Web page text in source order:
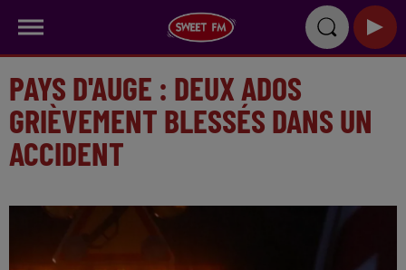
PAYS D'AUGE : DEUX ADOS
GRIÈVEMENT BLESSÉS DANS UN
ACCIDENT